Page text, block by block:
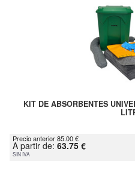
KIT DE ABSORBENTES
Precio anterior 85.00 €
A partir de: 63.75 €
SIN IVA